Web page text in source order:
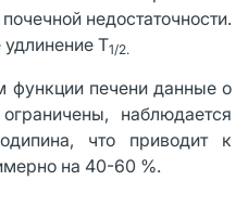
недостаточности.
T1/2.
функции печени данные о
наблюдается
что приводит к
на 40-60 %.